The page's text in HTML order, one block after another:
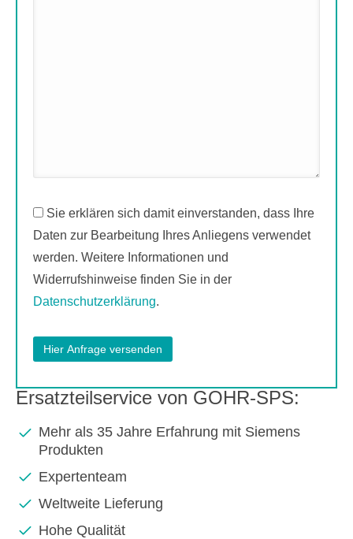
Sie erklären sich damit einverstanden, dass Ihre
Daten zur Bearbeitung Ihres Anliegens verwendet
werden. Weitere Informationen und
Widerrufshinweise finden Sie in der
Datenschutzerklärung.
Ersatzteilservice von GOHR-SPS:
Mehr als 35 Jahre Erfahrung mit Siemens
Produkten
Expertenteam
Weltweite Lieferung
Hohe Qualität